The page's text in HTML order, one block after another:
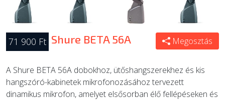
71 900 Ft Shure BETA 56A Megosztás
A Shure BETA 56A dobokhoz, ütőshangszerekhez és kis
hangszóró-kabinetek mikrofonozásához tervezett
dinamikus mikrofon, amelyet elsősorban élő fellépéseken és